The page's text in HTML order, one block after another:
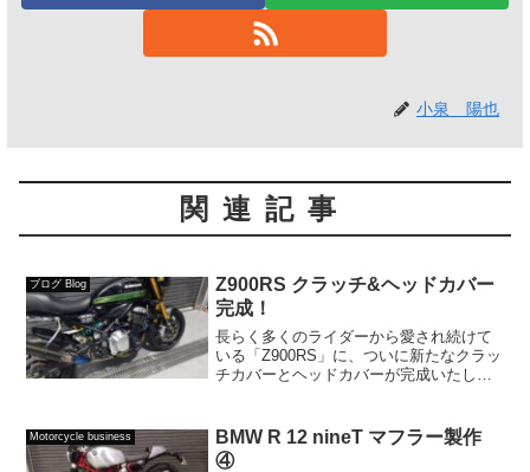
小泉 陽也
関連記事
ブログ Blog
Z900RS クラッチ&ヘッドカバー
完成！
長らく多くのライダーから愛され続けて
いる「Z900RS」に、ついに新たなクラッ
チカバーとヘッドカバーが完成いたしま
り抜いてきました。そして今、究極の純
正スタイルを追求し...
Motorcycle business
BMW R 12 nineT マフラー製作
④